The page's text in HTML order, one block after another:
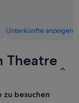
Unterkünfte anzeigen
Theatre
besuchen